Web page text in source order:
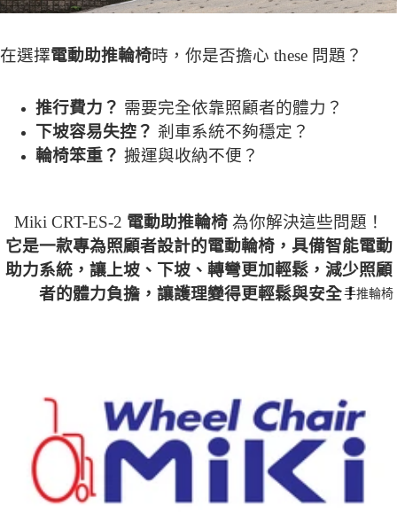
手推輪椅
在選擇電動助推輪椅時，你是否擔心 these 問題？
推行費力？ 需要完全依靠照顧者的體力？
下坡容易失控？ 剎車系統不夠穩定？
輪椅笨重？ 搬運與收納不便？
Miki CRT-ES-2 電動助推輪椅 為你解決這些問題！
它是一款專為照顧者設計的電動輪椅，具備智能電動
助力系統，讓上坡、下坡、轉彎更加輕鬆，減少照顧
者的體力負擔，讓護理變得更輕鬆與安全！